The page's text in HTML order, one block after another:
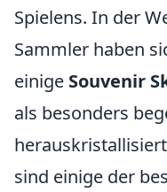
Spielens. In der
Sammler haben
einige Souvenir
als besonders
sind einige der